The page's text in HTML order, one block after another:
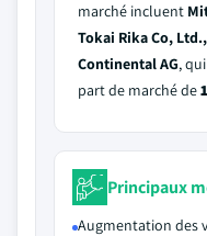
marché incluent
Tokai Rika Co,
Continental AG,
part de marché de
Principaux
Augmentation des